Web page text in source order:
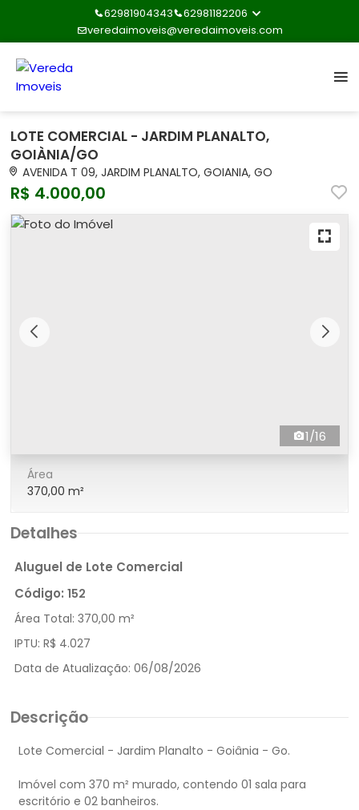
62981904343
62981182206
veredaimoveis@veredaimoveis.com
LOTE COMERCIAL - JARDIM PLANALTO,
GOIÀNIA/GO
AVENIDA T 09, JARDIM PLANALTO, GOIANIA, GO
R$ 4.000,00
1/16
Área
370,00 m²
Detalhes
Aluguel de Lote Comercial
Código: 152
Área Total: 370,00 m²
IPTU: R$ 4.027
Data de Atualização: 06/08/2026
Descrição
Lote Comercial - Jardim Planalto - Goiânia - Go.
Imóvel com 370 m² murado, contendo 01 sala para
escritório e 02 banheiros.